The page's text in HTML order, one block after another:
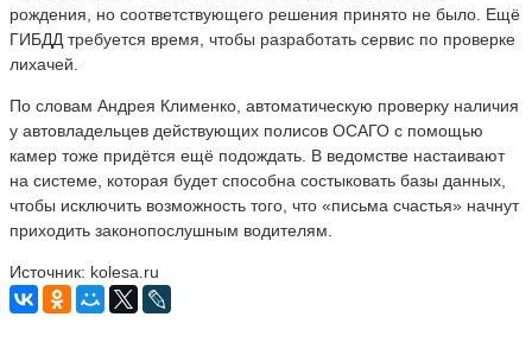
рождения, но соответствующего решения принято не было. Ещё
ГИБДД требуется время, чтобы разработать сервис по проверке
лихачей.
По словам Андрея Клименко, автоматическую проверку наличия
у автовладельцев действующих полисов ОСАГО с помощью
камер тоже придётся ещё подождать. В ведомстве настаивают
на системе, которая будет способна состыковать базы данных,
чтобы исключить возможность того, что «письма счастья» начнут
приходить законопослушным водителям.
Источник: kolesa.ru